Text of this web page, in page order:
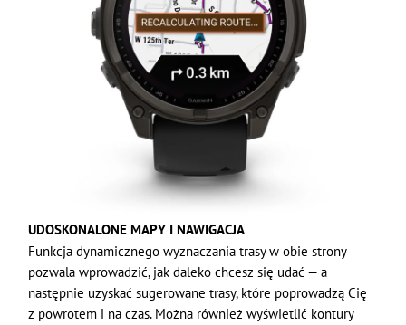
UDOSKONALONE MAPY I NAWIGACJA
Funkcja dynamicznego wyznaczania trasy w obie strony
pozwala wprowadzić, jak daleko chcesz się udać — a
następnie uzyskać sugerowane trasy, które poprowadzą Cię
z powrotem i na czas. Można również wyświetlić kontury